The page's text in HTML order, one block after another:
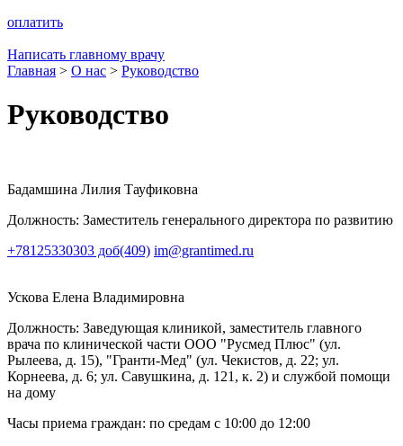
оплатить
Написать главному врачу
Главная > О нас > Руководство
Руководство
Бадамшина Лилия Тауфиковна
Должность: Заместитель генерального директора по развитию
+78125330303 доб(409) im@grantimed.ru
Ускова Елена Владимировна
Должность: Заведующая клиникой, заместитель главного
врача по клинической части ООО "Русмед Плюс" (ул.
Рылеева, д. 15), "Гранти-Мед" (ул. Чекистов, д. 22; ул.
Корнеева, д. 6; ул. Савушкина, д. 121, к. 2) и службой помощи
на дому
Часы приема граждан: по средам с 10:00 до 12:00